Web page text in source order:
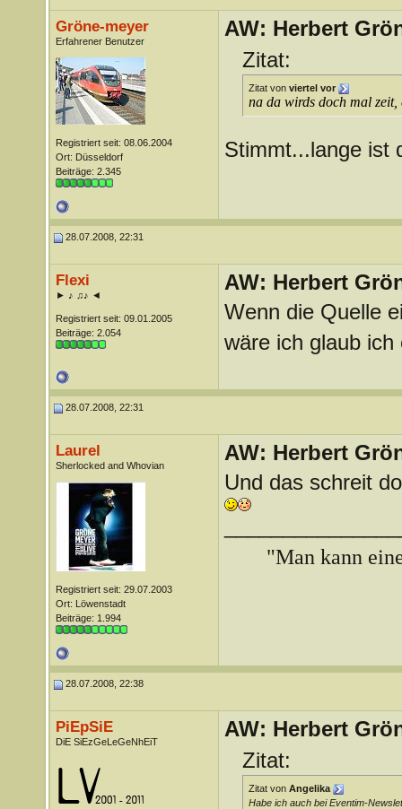
Gröne-meyer
Erfahrener Benutzer
Registriert seit: 08.06.2004
Ort: Düsseldorf
Beiträge: 2.345
AW: Herbert
Zitat:
Zitat von viertel vor
na da wirds doch mal
Stimmt...lange ist
28.07.2008, 22:31
Flexi
► ♪ ♫♪ ◄
Registriert seit: 09.01.2005
Beiträge: 2.054
AW: Herbert
Wenn die Quelle
wäre ich glaub
28.07.2008, 22:31
Laurel
Sherlocked and Whovian
Registriert seit: 29.07.2003
Ort: Löwenstadt
Beiträge: 1.994
AW: Herbert
Und das schreit
"Man kann
28.07.2008, 22:38
PiEpSiE
DiE SiEzGeLeGeNhEiT
AW: Herbert
Zitat:
Zitat von Angelika
Habe ich auch bei Eventim-